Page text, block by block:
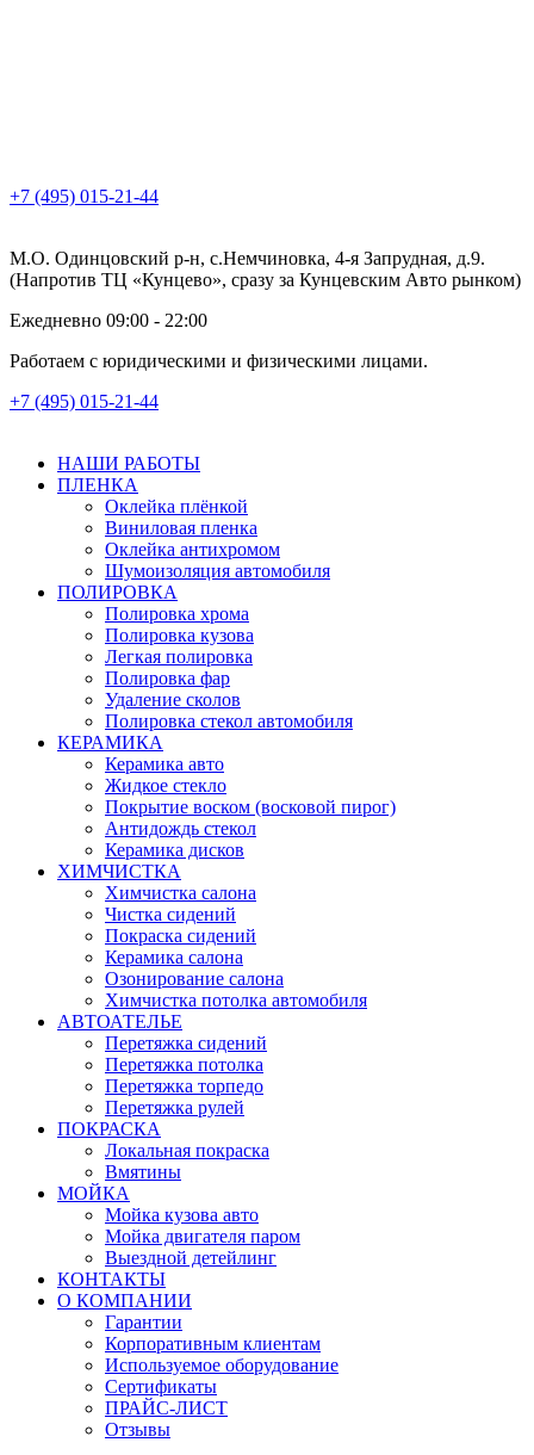
+7 (495) 015-21-44
М.О. Одинцовский р-н, с.Немчиновка, 4-я Запрудная, д.9.
(Напротив ТЦ «Кунцево», сразу за Кунцевским Авто рынком)
Ежедневно 09:00 - 22:00
Работаем с юридическими и физическими лицами.
+7 (495) 015-21-44
НАШИ РАБОТЫ
ПЛЕНКА
Оклейка плёнкой
Виниловая пленка
Оклейка антихромом
Шумоизоляция автомобиля
ПОЛИРОВКА
Полировка хрома
Полировка кузова
Легкая полировка
Полировка фар
Удаление сколов
Полировка стекол автомобиля
КЕРАМИКА
Керамика авто
Жидкое стекло
Покрытие воском (восковой пирог)
Антидождь стекол
Керамика дисков
ХИМЧИСТКА
Химчистка салона
Чистка сидений
Покраска сидений
Керамика салона
Озонирование салона
Химчистка потолка автомобиля
АВТОАТЕЛЬЕ
Перетяжка сидений
Перетяжка потолка
Перетяжка торпедо
Перетяжка рулей
ПОКРАСКА
Локальная покраска
Вмятины
МОЙКА
Мойка кузова авто
Мойка двигателя паром
Выездной детейлинг
КОНТАКТЫ
О КОМПАНИИ
Гарантии
Корпоративным клиентам
Используемое оборудование
Сертификаты
ПРАЙС-ЛИСТ
Отзывы